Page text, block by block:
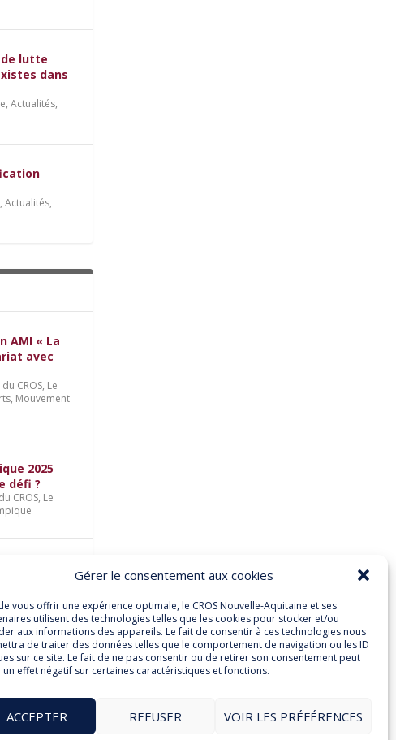
Gérer le consentement aux cookies
vous offrir une expérience optimale, le CROS Nouvelle-Aquitaine et ses
utilisent des technologies telles que les cookies pour stocker et/ou
aux informations des appareils. Le fait de consentir à ces technologies nous
de traiter des données telles que le comportement de navigation ou les ID
sur ce site. Le fait de ne pas consentir ou de retirer son consentement peut
un effet négatif sur certaines caractéristiques et fonctions.
ACCEPTER REFUSER VOIR LES PRÉFÉRENCES
de lutte
dans
, Actualités,
, Actualités,
AMI « La
avec
CROS, Le
, Mouvement
2025
défi ?
CROS, Le
saison
CROS,